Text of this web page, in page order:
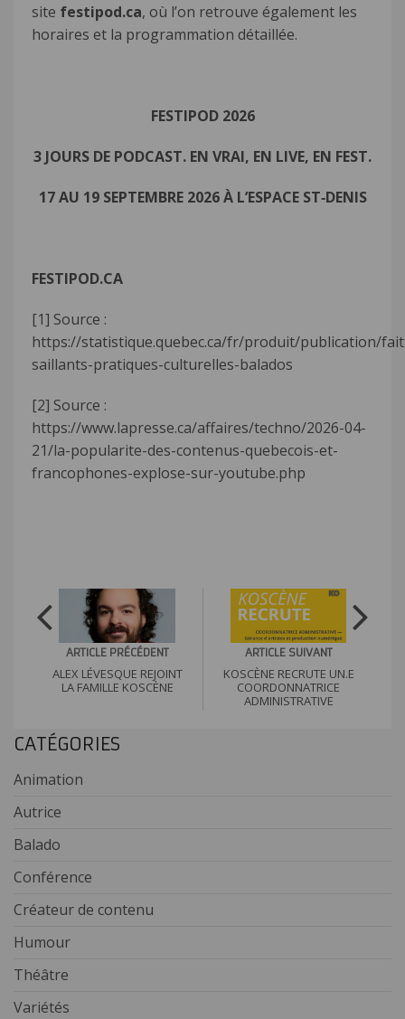
site festipod.ca, où l’on retrouve également les
horaires et la programmation détaillée.
FESTIPOD 2026
3 JOURS DE PODCAST. EN VRAI, EN LIVE, EN FEST.
17 AU 19 SEPTEMBRE 2026 À L’ESPACE ST‑DENIS
FESTIPOD.CA
[1] Source :
https://statistique.quebec.ca/fr/produit/publication/
saillants-pratiques-culturelles-balados
[2] Source :
https://www.lapresse.ca/affaires/techno/2026-04-
21/la-popularite-des-contenus-quebecois-et-
francophones-explose-sur-youtube.php
ARTICLE PRÉCÉDENT
ALEX LÉVESQUE REJOINT
LA FAMILLE KOSCÈNE
ARTICLE SUIVANT
KOSCÈNE RECRUTE UN.E
COORDONNATRICE
ADMINISTRATIVE
CATÉGORIES
Animation
Autrice
Balado
Conférence
Créateur de contenu
Humour
Théâtre
Variétés